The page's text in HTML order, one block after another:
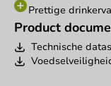
Prettige
Product
Technische